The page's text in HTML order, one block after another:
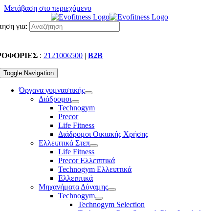
Μετάβαση στο περιεχόμενο
για:
: 2121006500 | B2B
Toggle Navigation
Όργανα γυμναστικής
Διάδρομοι
Technogym
Precor
Life Fitness
Διάδρομοι Οικιακής Χρήσης
Ελλειπτικά Στεπ
Life Fitness
Precor Ελλειπτικά
Technogym Ελλειπτικά
Ελλειπτικά
Μηχανήματα Δύναμης
Technogym
Technogym Selection